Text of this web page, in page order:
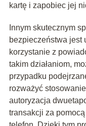
kartę i zapobiec jej
Innym skutecznym
bezpieczeństwa jest
korzystanie z
takim działaniom,
przypadku
rozważyć
autoryzacja
transakcji za